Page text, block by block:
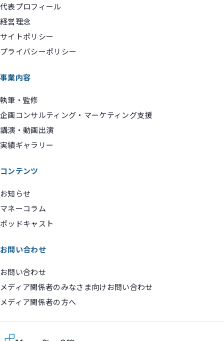
代表プロフィール
経営理念
サイトポリシー
プライバシーポリシー
事業内容
執筆・監修
企画コンサルティング・マーケティング支援
講演・動画出演
実績ギャラリー
コンテンツ
お知らせ
マネーコラム
ポッドキャスト
お問い合わせ
お問い合わせ
メディア関係者のみなさま向けお問い合わせ
メディア関係者の方へ